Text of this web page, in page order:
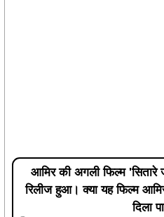
आमिर की अगली फिल्म 'सितारे
रिलीज हुआ। क्या यह फिल्म
दिला